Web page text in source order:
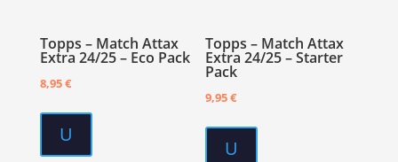
Topps – Match Attax
Extra 24/25 – Eco Pack
8,95€
U
Topps – Match Attax
Extra 24/25 – Starter
Pack
9,95€
U